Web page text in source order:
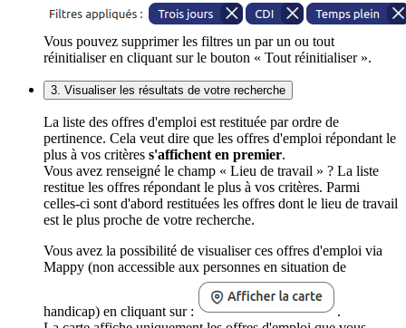
Vous pouvez supprimer les filtres un par un ou tout
réinitialiser en cliquant sur le bouton « Tout réinitialiser ».
3. Visualiser les résultats de votre recherche
La liste des offres d'emploi est restituée par ordre de
pertinence. Cela veut dire que les offres d'emploi répondant le
plus à vos critères s'affichent en premier.
Vous avez renseigné le champ « Lieu de travail » ? La liste
restitue les offres répondant le plus à vos critères. Parmi
celles-ci sont d'abord restituées les offres dont le lieu de travail
est le plus proche de votre recherche.
Vous avez la possibilité de visualiser ces offres d'emploi via
Mappy (non accessible aux personnes en situation de
handicap) en cliquant sur :
.